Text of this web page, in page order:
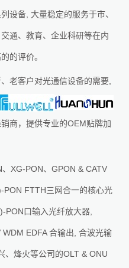
设备 大量稳定的服务于市、
通、教育、企业科研等在内
的评价。
老客户对光通信设备的需要
商，提供专业的OEM贴牌加
、 XG-PON、GPON & CATV
PON FTTH三网合一的核心光
PON口输入光纤放大器
WDM EDFA合输出 ,合波光输
、烽火等公司的OLT & ONU